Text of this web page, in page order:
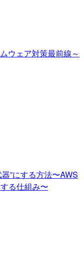
ウェア対策最前線～
”にする方法〜AWS
る仕組み〜